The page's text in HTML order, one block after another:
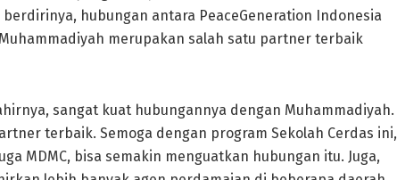
hubungan antara PeaceGeneration Indonesia
merupakan salah satu partner terbaik
sangat kuat hubungannya dengan Muhammadiyah.
terbaik. Semoga dengan program Sekolah Cerdas ini,
MDMC, bisa semakin menguatkan hubungan itu. Juga,